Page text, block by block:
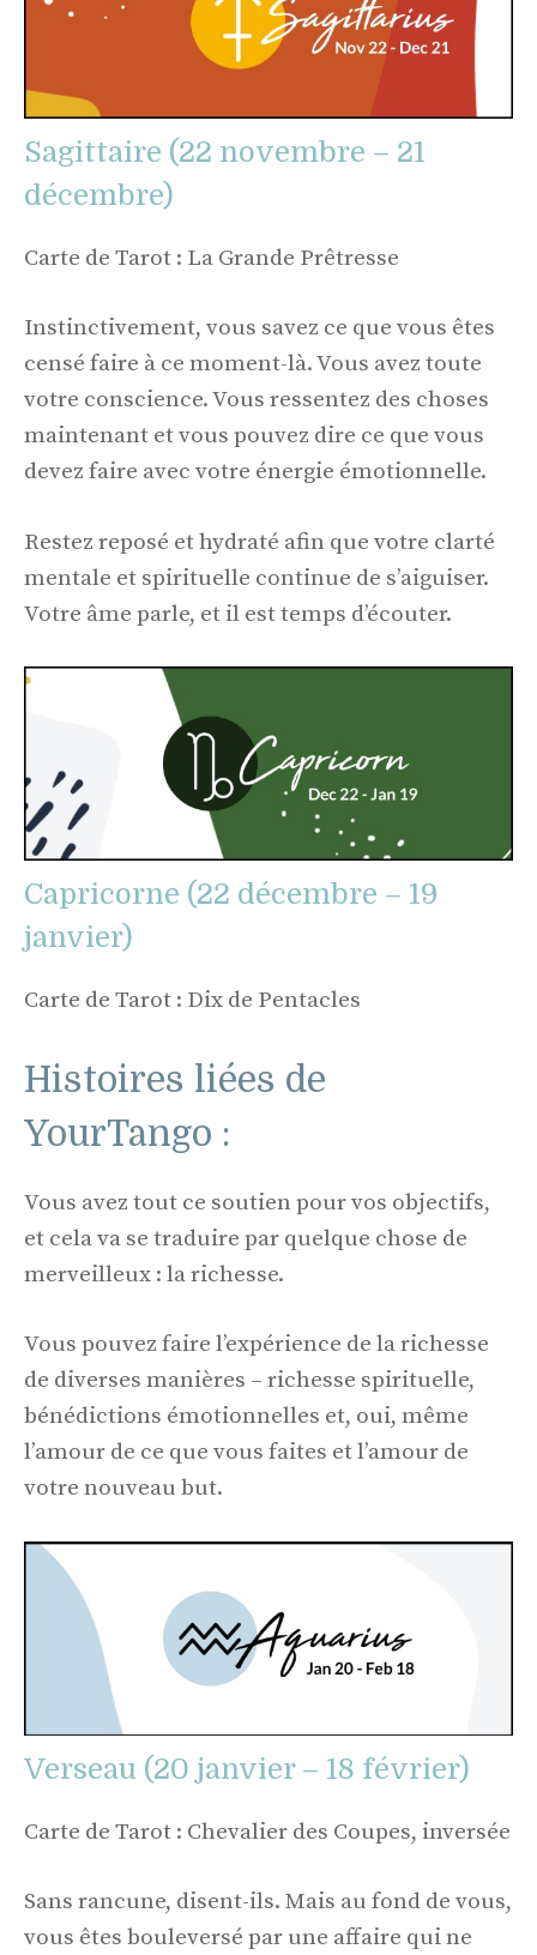
Sagittaire (22 novembre – 21
décembre)
Carte de Tarot : La Grande Prêtresse
Instinctivement, vous savez ce que vous êtes
censé faire à ce moment-là. Vous avez toute
votre conscience. Vous ressentez des choses
maintenant et vous pouvez dire ce que vous
devez faire avec votre énergie émotionnelle.
Restez reposé et hydraté afin que votre clarté
mentale et spirituelle continue de s’aiguiser.
Votre âme parle, et il est temps d’écouter.
Capricorne (22 décembre – 19
janvier)
Carte de Tarot : Dix de Pentacles
Histoires liées de
YourTango :
Vous avez tout ce soutien pour vos objectifs,
et cela va se traduire par quelque chose de
merveilleux : la richesse.
Vous pouvez faire l’expérience de la richesse
de diverses manières – richesse spirituelle,
bénédictions émotionnelles et, oui, même
l’amour de ce que vous faites et l’amour de
votre nouveau but.
Verseau (20 janvier – 18 février)
Carte de Tarot : Chevalier des Coupes, inversée
Sans rancune, disent-ils. Mais au fond de vous,
vous êtes bouleversé par une affaire qui ne